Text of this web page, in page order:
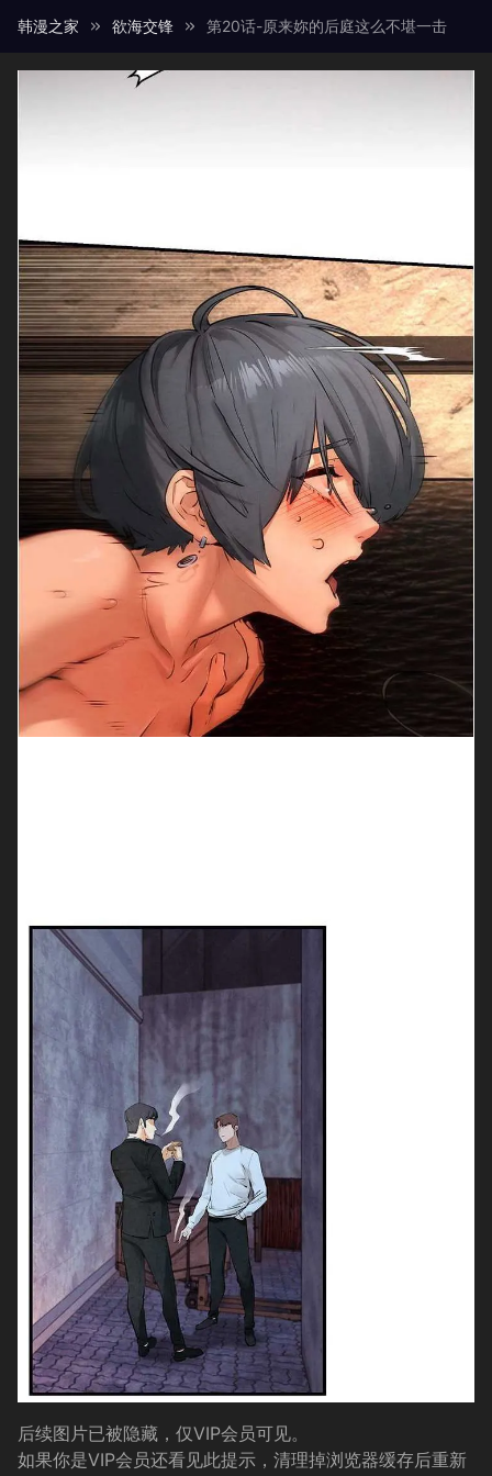
韩漫之家 欲海交锋 第20话-原来妳的后庭这么不堪一击
后续图片已被隐藏，仅VIP会员可见。
如果你是VIP会员还看见此提示，清理掉浏览器缓存后重新